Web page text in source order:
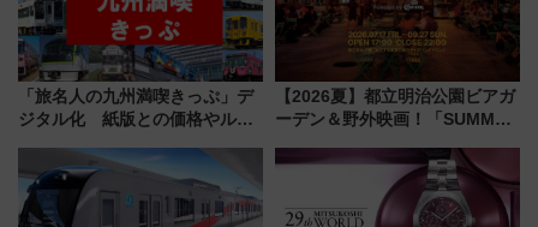
「旅名人の九州満喫きっぷ」デ
ジタル化 紙版との価格やルー
【2026夏】都立明治公園ビアガ
ーデン＆野外映画！「SUMMER
ケジュール 夜風とビール、映画